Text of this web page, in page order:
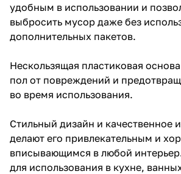
удобным в использовании и
выбросить мусор даже без
дополнительных пакетов.
Нескользящая пластиковая
пол от повреждений и
во время использования.
Стильный дизайн и качественное
делают его привлекательным и
вписывающимся в любой
для использования в кухне,